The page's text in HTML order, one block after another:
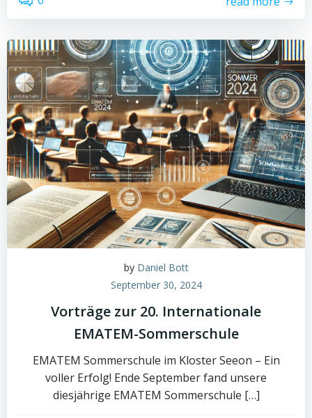
by Daniel Bott
September 30, 2024
Vorträge zur 20. Internationale
EMATEM-Sommerschule
EMATEM Sommerschule im Kloster Seeon – Ein
voller Erfolg! Ende September fand unsere
diesjährige EMATEM Sommerschule […]